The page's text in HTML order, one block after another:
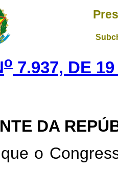
o 7.937, DE
DA
o